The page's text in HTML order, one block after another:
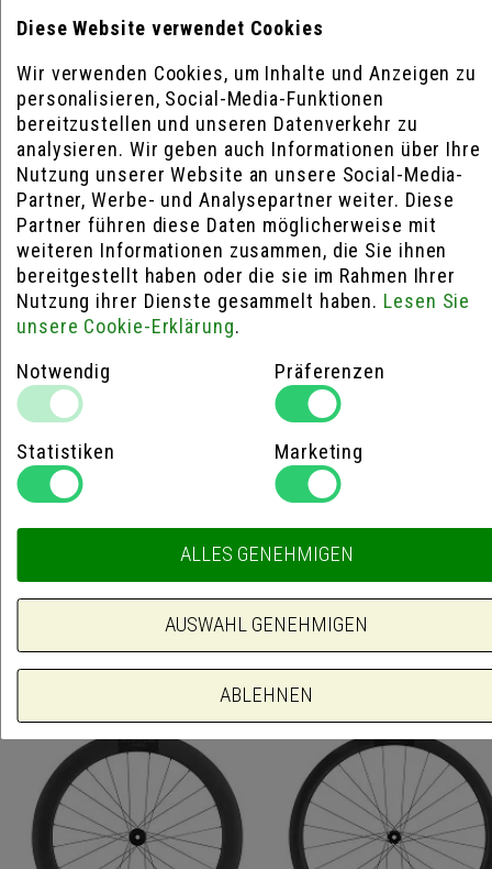
Stealth Wheels Raptor 40
ZUSAMMENSTELLEN
Stealth Wheels Raptor 50
€ 1.449,00
ZUSAMMENSTELLEN
Diese Website verwendet Cookies
Wir verwenden Cookies, um Inhalte und Anzeigen zu
personalisieren, Social-Media-Funktionen
bereitzustellen und unseren Datenverkehr zu
analysieren. Wir geben auch Informationen über Ihre
Nutzung unserer Website an unsere Social-Media-
Partner, Werbe- und Analysepartner weiter. Diese
Partner führen diese Daten möglicherweise mit
weiteren Informationen zusammen, die Sie ihnen
bereitgestellt haben oder die sie im Rahmen Ihrer
Nutzung ihrer Dienste gesammelt haben. Lesen Sie
unsere Cookie-Erklärung.
Notwendig Präferenzen
Statistiken Marketing
ABLEHNEN
AUSWAHL GENEHMIGEN
ALLES GENEHMIGEN